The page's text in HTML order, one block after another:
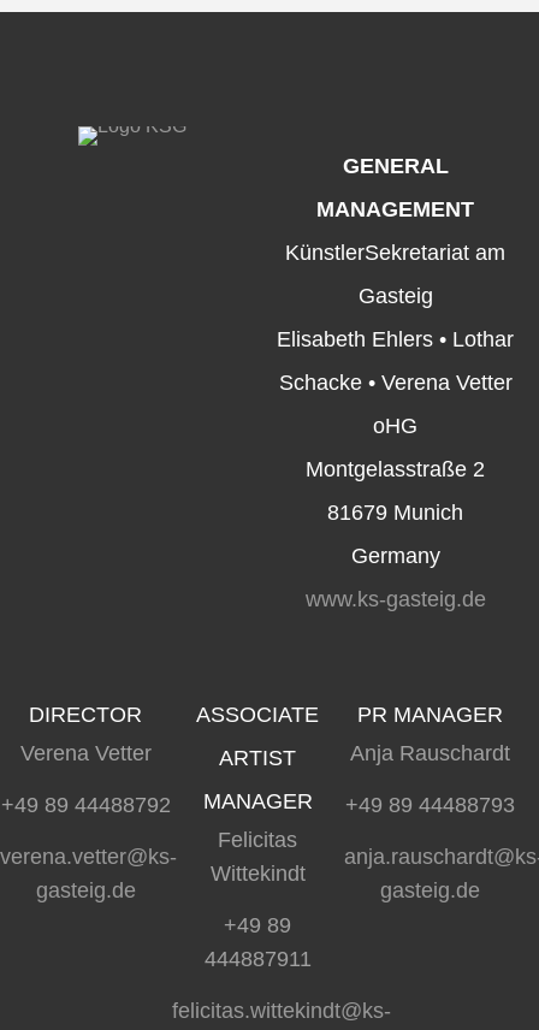
GENERAL
MANAGEMENT
KünstlerSekretariat am
Gasteig
Elisabeth Ehlers • Lothar
Schacke • Verena Vetter
oHG
Montgelasstraße 2
81679 Munich
Germany
www.ks-gasteig.de
DIRECTOR
Verena Vetter
+49 89 44488792
verena.vetter@ks-
gasteig.de
ASSOCIATE
ARTIST
MANAGER
Felicitas
Wittekindt
+49 89
444887911
felicitas.wittekindt@ks-
PR MANAGER
Anja Rauschardt
+49 89 44488793
gasteig.de